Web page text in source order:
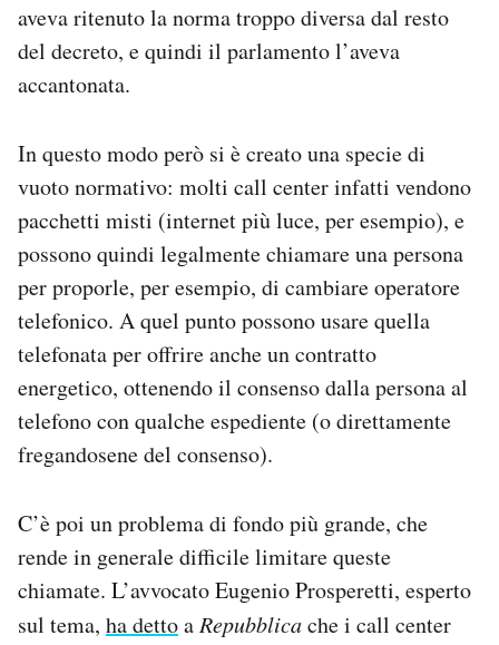
aveva ritenuto la norma troppo diversa dal resto
del decreto, e quindi il parlamento l’aveva
accantonata.
In questo modo però si è creato una specie di
vuoto normativo: molti call center infatti vendono
pacchetti misti (internet più luce, per esempio), e
possono quindi legalmente chiamare una persona
per proporle, per esempio, di cambiare operatore
telefonico. A quel punto possono usare quella
telefonata per offrire anche un contratto
energetico, ottenendo il consenso dalla persona al
telefono con qualche espediente (o direttamente
fregandosene del consenso).
C’è poi un problema di fondo più grande, che
rende in generale difficile limitare queste
chiamate. L’avvocato Eugenio Prosperetti, esperto
sul tema, ha dettoa Repubblicache i call center